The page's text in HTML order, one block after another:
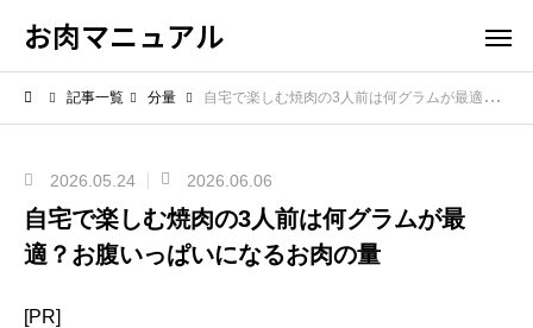
お肉マニュアル
記事一覧 分量 自宅で楽しむ焼肉の3人前は何グラムが最適？お腹いっぱいになるお肉の量
2026.05.24 2026.06.06
自宅で楽しむ焼肉の3人前は何グラムが最
適？お腹いっぱいになるお肉の量
[PR]